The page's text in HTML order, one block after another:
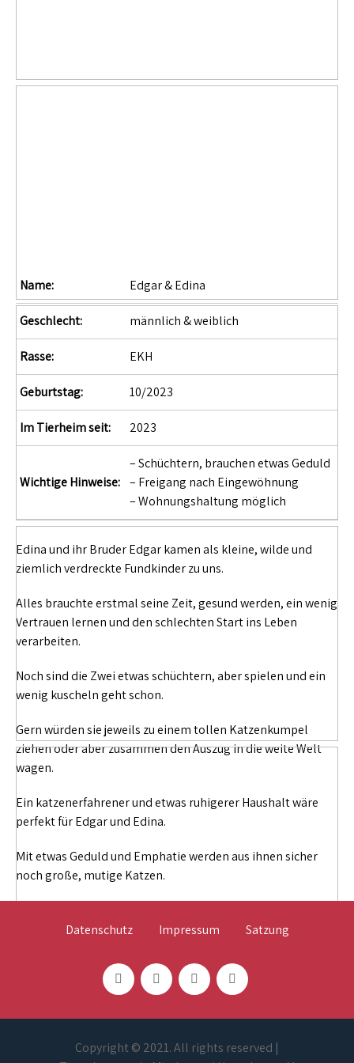
Name: Edgar & Edina
Geschlecht: männlich & weiblich
Rasse: EKH
Geburtstag: 10/2023
Im Tierheim seit: 2023
Wichtige Hinweise:
– Schüchtern, brauchen etwas Geduld
– Freigang nach Eingewöhnung
– Wohnungshaltung möglich
Edina und ihr Bruder Edgar kamen als kleine, wilde und
ziemlich verdreckte Fundkinder zu uns.
Alles brauchte erstmal seine Zeit, gesund werden, ein wenig
Vertrauen lernen und den schlechten Start ins Leben
verarbeiten.
Noch sind die Zwei etwas schüchtern, aber spielen und ein
wenig kuscheln geht schon.
Gern würden sie jeweils zu einem tollen Katzenkumpel
ziehen oder aber zusammen den Auszug in die weite Welt
wagen.
Ein katzenerfahrener und etwas ruhigerer Haushalt wäre
perfekt für Edgar und Edina.
Mit etwas Geduld und Emphatie werden aus ihnen sicher
noch große, mutige Katzen.
Datenschutz Impressum Satzung
Copyright © 2021. All rights reserved |